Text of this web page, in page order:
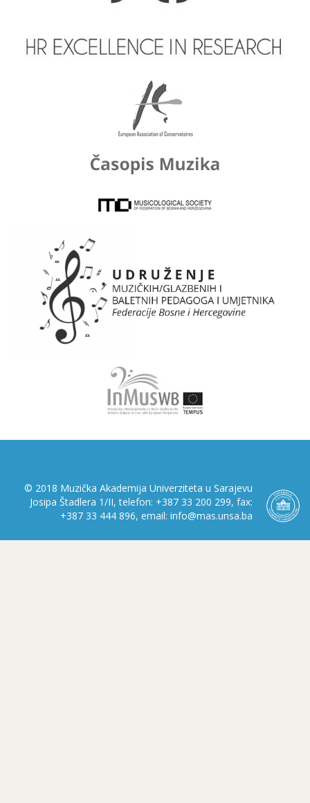
© 2018 Muzička Akademija Univerziteta u Sarajevu
Josipa Štadlera 1/II, telefon: +387 33 200 299, fax:
+387 33 444 896, email: info@mas.unsa.ba